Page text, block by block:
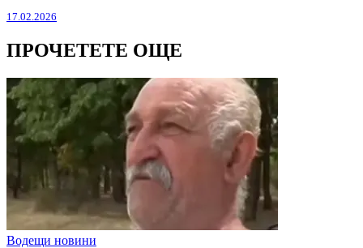
17.02.2026
ПРОЧЕТЕТЕ ОЩЕ
Водещи новини